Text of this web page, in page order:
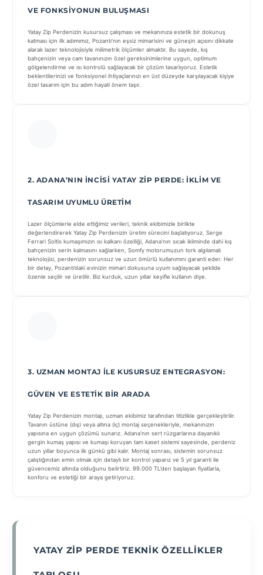
VE FONKSIYONUN BULUŞMASI
Yatay Zip Perdenizin kusursuz çalışması ve mekanınıza estetik bir dokunuş
katması için ilk adımımız, Pozantı’nın eşsiz mimarisini ve güneşin açısını dikkate
alarak lazer teknolojisiyle milimetrik ölçümler almaktır. Bu sayede, kış
bahçenizin veya cam tavanınızın özel gereksinimlerine uygun, optimum
gölgelendirme ve ısı kontrolü sağlayacak bir çözüm tasarlıyoruz. Estetik
beklentilerinizi ve fonksiyonel ihtiyaçlarınızı en üst düzeyde karşılayacak kişiye
özel tasarım için bu adım hayati önem taşır.
2. ADANA’NIN İNCISI YATAY ZIP PERDE: İKLIM VE
TASARIM UYUMLU ÜRETIM
Lazer ölçümlerle elde ettiğimiz verileri, teknik ekibimizle birlikte
değerlendirerek Yatay Zip Perdenizin üretim sürecini başlatıyoruz. Serge
Ferrari Soltis kumaşımızın ısı kalkanı özelliği, Adana’nın sıcak ikliminde dahi kış
bahçenizin serin kalmasını sağlarken, Somfy motorumuzun tork algılamalı
teknolojisi, perdenizin sorunsuz ve uzun ömürlü kullanımını garanti eder. Her
bir detay, Pozantı’daki evinizin mimari dokusuna uyum sağlayacak şekilde
özenle seçilir ve üretilir. Biz kurduk, uzun yıllar keyifle kullanın diye.
3. UZMAN MONTAJ ILE KUSURSUZ ENTEGRASYON:
GÜVEN VE ESTETIK BIR ARADA
Yatay Zip Perdenizin montajı, uzman ekibimiz tarafından titizlikle gerçekleştirilir.
Tavanın üstüne (dış) veya altına (iç) montaj seçenekleriyle, mekanınızın
yapısına en uygun çözümü sunarız. Adana’nın sert rüzgarlarına dayanıklı
gergin kumaş yapısı ve kumaşı koruyan tam kaset sistemi sayesinde, perdeniz
uzun yıllar boyunca ilk günkü gibi kalır. Montaj sonrası, sistemin sorunsuz
çalıştığından emin olmak için detaylı bir kontrol yaparız ve 5 yıl garanti ile
güvencemiz altında olduğunu belirtiriz. 99.000 TL’den başlayan fiyatlarla,
konforu ve estetiği bir araya getiriyoruz.
YATAY ZIP PERDE TEKNIK ÖZELLIKLER